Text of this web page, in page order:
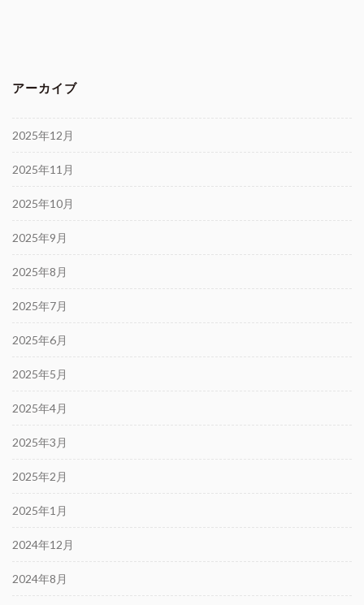
アーカイブ
2025年12月
2025年11月
2025年10月
2025年9月
2025年8月
2025年7月
2025年6月
2025年5月
2025年4月
2025年3月
2025年2月
2025年1月
2024年12月
2024年8月